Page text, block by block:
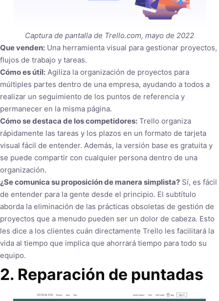
Captura de pantalla de Trello.com, mayo de 2022
Que venden: Una herramienta visual para gestionar proyectos,
flujos de trabajo y tareas.
Cómo es útil: Agiliza la organización de proyectos para
múltiples partes dentro de una empresa, ayudando a todos a
realizar un seguimiento de los puntos de referencia y
permanecer en la misma página.
Cómo se destaca de los competidores: Trello organiza
rápidamente las tareas y los plazos en un formato de tarjeta
visual fácil de entender. Además, la versión base es gratuita y
se puede compartir con cualquier persona dentro de una
organización.
¿Se comunica su proposición de manera simplista? Sí, es fácil
de entender para la gente desde el principio. El subtítulo
aborda la eliminación de las prácticas obsoletas de gestión de
proyectos que a menudo pueden ser un dolor de cabeza. Esto
les dice a los clientes cuán directamente Trello les facilitará la
vida al tiempo que implica que ahorrará tiempo para todo su
equipo.
2. Reparación de puntadas